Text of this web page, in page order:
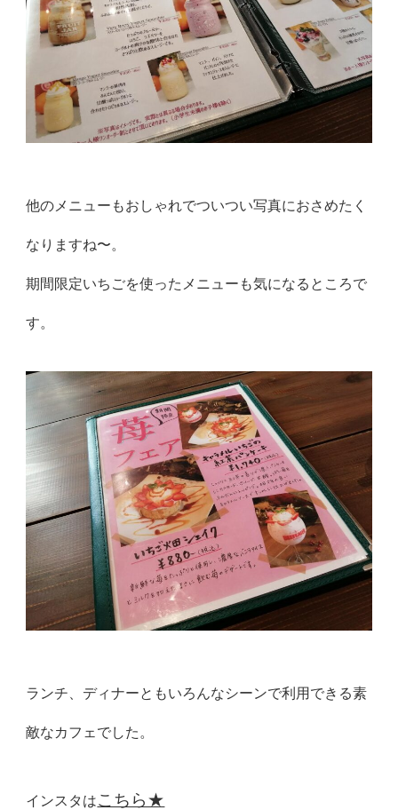
他のメニューもおしゃれでついつい写真におさめたく
なりますね〜。
期間限定いちごを使ったメニューも気になるところで
す。
ランチ、ディナーともいろんなシーンで利用できる素
敵なカフェでした。
インスタはこちら★